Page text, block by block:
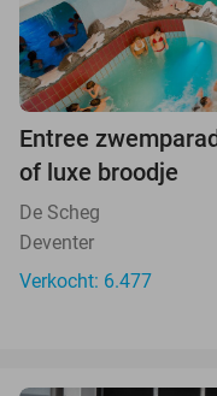
Entree
of luxe broodje
De Scheg
Deventer
Verkocht: 6.477